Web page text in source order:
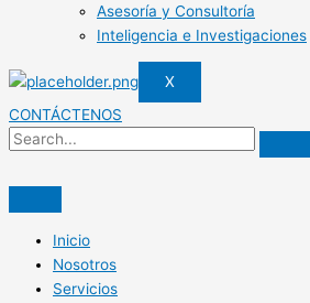
Asesoría y Consultoría
Inteligencia e Investigaciones
X
CONTÁCTENOS
Inicio
Nosotros
Servicios